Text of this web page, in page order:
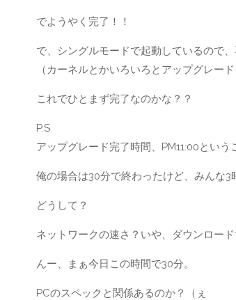
でようやく完了！！
で、シングルモードで起動しているので、
（カーネルとかいろいろとアップグレー
これでひとまず完了なのかな？？
P.S
アップグレード完了時間、PM11:00という
俺の場合は30分で終わったけど、みんな3
どうして？
ネットワークの速さ？いや、ダウンロー
んー、まぁ今日この時間で30分。
PCのスペックと関係あるのか？（ぇ